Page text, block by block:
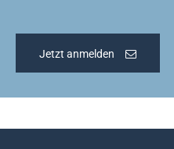
Jetzt anmelden